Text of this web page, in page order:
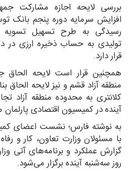
بررسی لایحه اجازه مشارکت
افزایش سرمایه دوره پنجم بانک
رسیدگی به طرح تسهیل
تولیدی به حساب ذخیره ارزی در
قرار دارد.
همچنین قرار است لایحه الحاق
منطقه آزاد قشم و نیز لایحه الحاق
کلانتری به محدوده منطقه آزاد
آینده در کمیسیون اقتصادی پارلمان
به نوشته فارس؛ نشست اعضای
با مسئولان وزارت تعاون، کار و
گزارش عملکرد و برنامه‌های آتی
روز سه‌شنبه آینده برگزار می‌شود.